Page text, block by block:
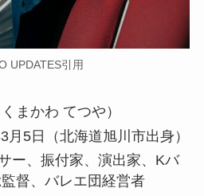
UPDATES引用
まかわ てつや）
月5日（北海道旭川市出身）
ー、振付家、演出家、Kバ
督、バレエ団経営者